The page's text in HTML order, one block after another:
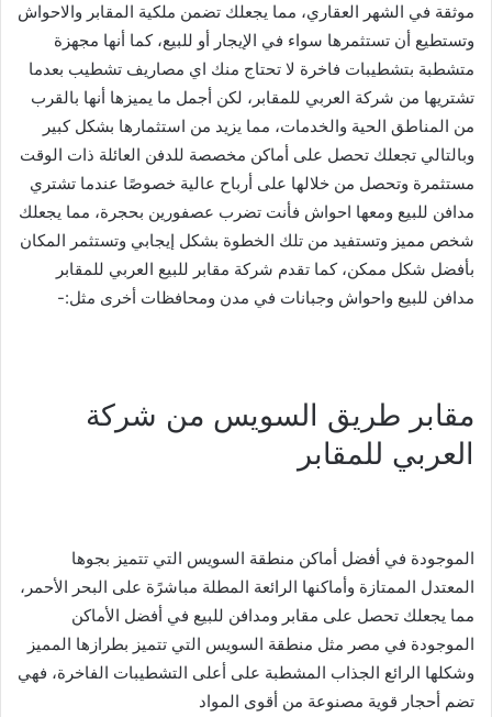
موثقة في الشهر العقاري، مما يجعلك تضمن ملكية المقابر والاحواش
وتستطيع أن تستثمرها سواء في الإيجار أو للبيع، كما أنها مجهزة
متشطبة بتشطيبات فاخرة لا تحتاج منك اي مصاريف تشطيب بعدما
تشتريها من شركة العربي للمقابر، لكن أجمل ما يميزها أنها بالقرب
من المناطق الحية والخدمات، مما يزيد من استثمارها بشكل كبير
وبالتالي تجعلك تحصل على أماكن مخصصة للدفن العائلة ذات الوقت
مستثمرة وتحصل من خلالها على أرباح عالية خصوصًا عندما تشتري
مدافن للبيع ومعها احواش فأنت تضرب عصفورين بحجرة، مما يجعلك
شخص مميز وتستفيد من تلك الخطوة بشكل إيجابي وتستثمر المكان
بأفضل شكل ممكن، كما تقدم شركة مقابر للبيع العربي للمقابر
مدافن للبيع واحواش وجبانات في مدن ومحافظات أخرى مثل:-
مقابر طريق السويس من شركة
العربي للمقابر
الموجودة في أفضل أماكن منطقة السويس التي تتميز بجوها
المعتدل الممتازة وأماكنها الرائعة المطلة مباشرًة على البحر الأحمر،
مما يجعلك تحصل على مقابر ومدافن للبيع في أفضل الأماكن
الموجودة في مصر مثل منطقة السويس التي تتميز بطرازها المميز
وشكلها الرائع الجذاب المشطبة على أعلى التشطيبات الفاخرة، فهي
تضم أحجار قوية مصنوعة من أقوى المواد